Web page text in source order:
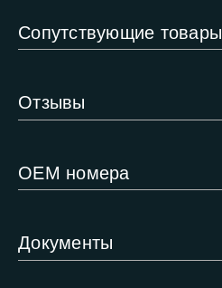
Сопутствующие товары
Отзывы
ОЕМ номера
Документы